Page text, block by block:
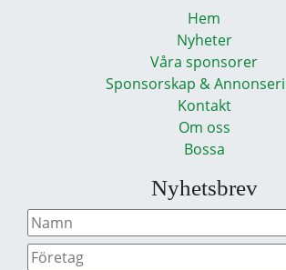
Hem
Nyheter
Våra sponsorer
Sponsorskap &
Kontakt
Om oss
Bossa
Nyhetsbrev